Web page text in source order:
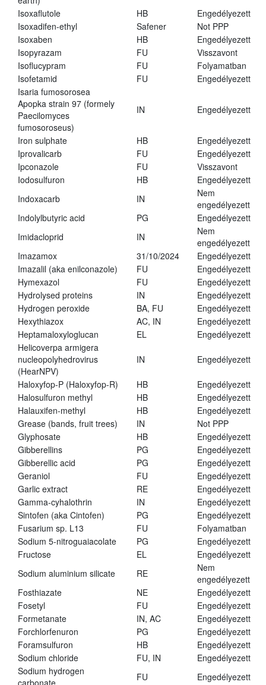
Isoxaflutole
HB
Engedélyezett
Isoxadifen-ethyl
Safener
Not PPP
Isoxaben
HB
Engedélyezett
Isopyrazam
FU
Visszavont
Isoflucypram
FU
Folyamatban
Isofetamid
FU
Engedélyezett
Isaria fumosorosea
Apopka strain 97 (formely
Paecilomyces
fumosoroseus)
IN Engedélyezett
Iron sulphate HB
Engedélyezett
Iprovalicarb
FU
Engedélyezett
Ipconazole
FU
Visszavont
Iodosulfuron
HB
Engedélyezett
Indoxacarb
IN
Nem
engedélyezett
Indolylbutyric acid
PG
Engedélyezett
Imidacloprid
IN
Nem
engedélyezett
Imazamox
31/10/2024
Engedélyezett
Imazalil (aka enilconazole)
FU
Engedélyezett
Hymexazol
FU
Engedélyezett
Hydrolysed proteins
IN
Engedélyezett
Hydrogen peroxide
BA, FU
Engedélyezett
Hexythiazox
AC, IN
Engedélyezett
Heptamaloxyloglucan
EL
Engedélyezett
Helicoverpa armigera
nucleopolyhedrovirus
(HearNPV)
IN Engedélyezett
Haloxyfop-P (Haloxyfop-R) HB
Engedélyezett
Halosulfuron methyl
HB
Engedélyezett
Halauxifen-methyl
HB
Engedélyezett
Grease (bands, fruit trees)
IN
Not PPP
Glyphosate
HB
Engedélyezett
Gibberellins
PG
Engedélyezett
Gibberellic acid
PG
Engedélyezett
Geraniol
FU
Engedélyezett
Garlic extract
RE
Engedélyezett
Gamma-cyhalothrin
IN
Engedélyezett
Sintofen (aka Cintofen)
PG
Engedélyezett
Fusarium sp. L13
FU
Folyamatban
Sodium 5-nitroguaiacolate
PG
Engedélyezett
Fructose
EL
Engedélyezett
Sodium aluminium silicate
RE
Nem
engedélyezett
Fosthiazate
NE
Engedélyezett
Fosetyl
FU
Engedélyezett
Formetanate
IN, AC
Engedélyezett
Forchlorfenuron
PG
Engedélyezett
Foramsulfuron
HB
Engedélyezett
Sodium chloride
FU, IN
Engedélyezett
Sodium hydrogen
FU
Engedélyezett